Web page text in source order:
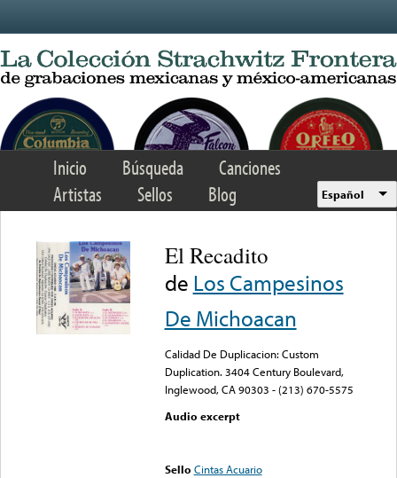
Inicio Búsqueda
Canciones
Artistas
Sellos Blog Español
El Recadito
de Los Campesinos
De Michoacan
Calidad De Duplicacion: Custom
Duplication. 3404 Century Boulevard,
Inglewood, CA 90303 - (213) 670-5575
Audio excerpt
Sello Cintas Acuario